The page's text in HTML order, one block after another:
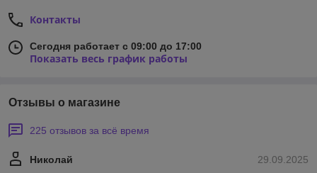
Контакты
Сегодня работает с 09:00 до 17:00
Показать весь график работы
Отзывы о магазине
225 отзывов за всё время
29.09.2025
Николай